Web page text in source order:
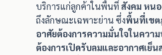
บริการแก่ลูกค้าในพื้นที่ สังคม หน
ถึงลักษณะเฉพาะย่าน ซึ่งพื้นที่เขต
อาศัยต้องการความมั่นใจในคว
ต้องการเปิดรับลมและอากาศเย็